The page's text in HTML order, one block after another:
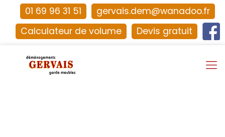
01 69 96 31 51
gervais.dem@wanadoo.fr
Calculateur de volume
Devis gratuit